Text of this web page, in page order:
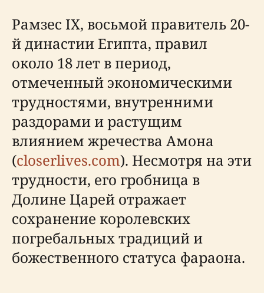
Рамзес IX, восьмой правитель 20-
й династии Египта, правил
около 18 лет в период,
отмеченный экономическими
трудностями, внутренними
раздорами и растущим
влиянием жречества Амона
(closerlives.com). Несмотря на эти
трудности, его гробница в
Долине Царей отражает
сохранение королевских
погребальных традиций и
божественного статуса фараона.